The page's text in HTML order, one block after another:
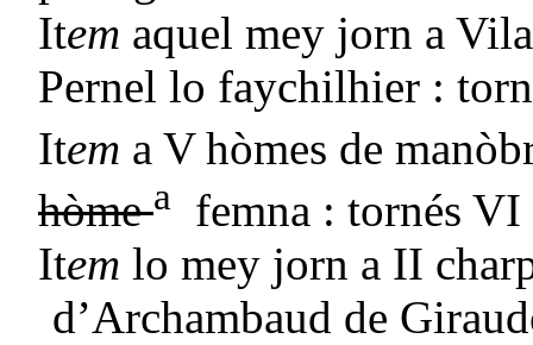
Item aquel mey jorn a
Pernel lo faychilhier : torn
Item a Vhòmes de
hòmea
femna : tornés VI
Item lo mey jorn a II
d’Archambaud de